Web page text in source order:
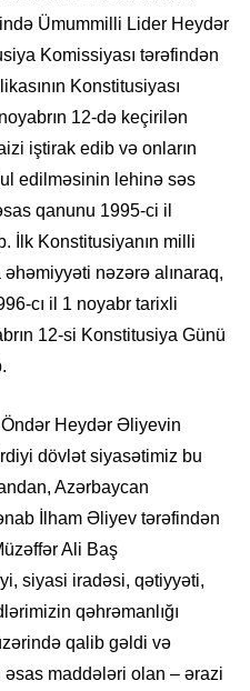
Ümummilli Lider Heydər
Komissiyası tərəfindən
Konstitusiyası
12-də keçirilən
iştirak edib və onların
edilməsinin lehinə səs
qanunu 1995-ci il
İlk Konstitusiyanın milli
nəzərə alınaraq,
cı il 1 noyabr tarixli
12-si Konstitusiya Günü
Öndər Heydər Əliyevin
dövlət siyasətimiz bu
Azərbaycan
İlham Əliyev tərəfindən
Ali Baş
siyasi iradəsi, qətiyyəti,
qəhrəmanlığı
qalib gəldi və
əsas maddələri olan – ərazi